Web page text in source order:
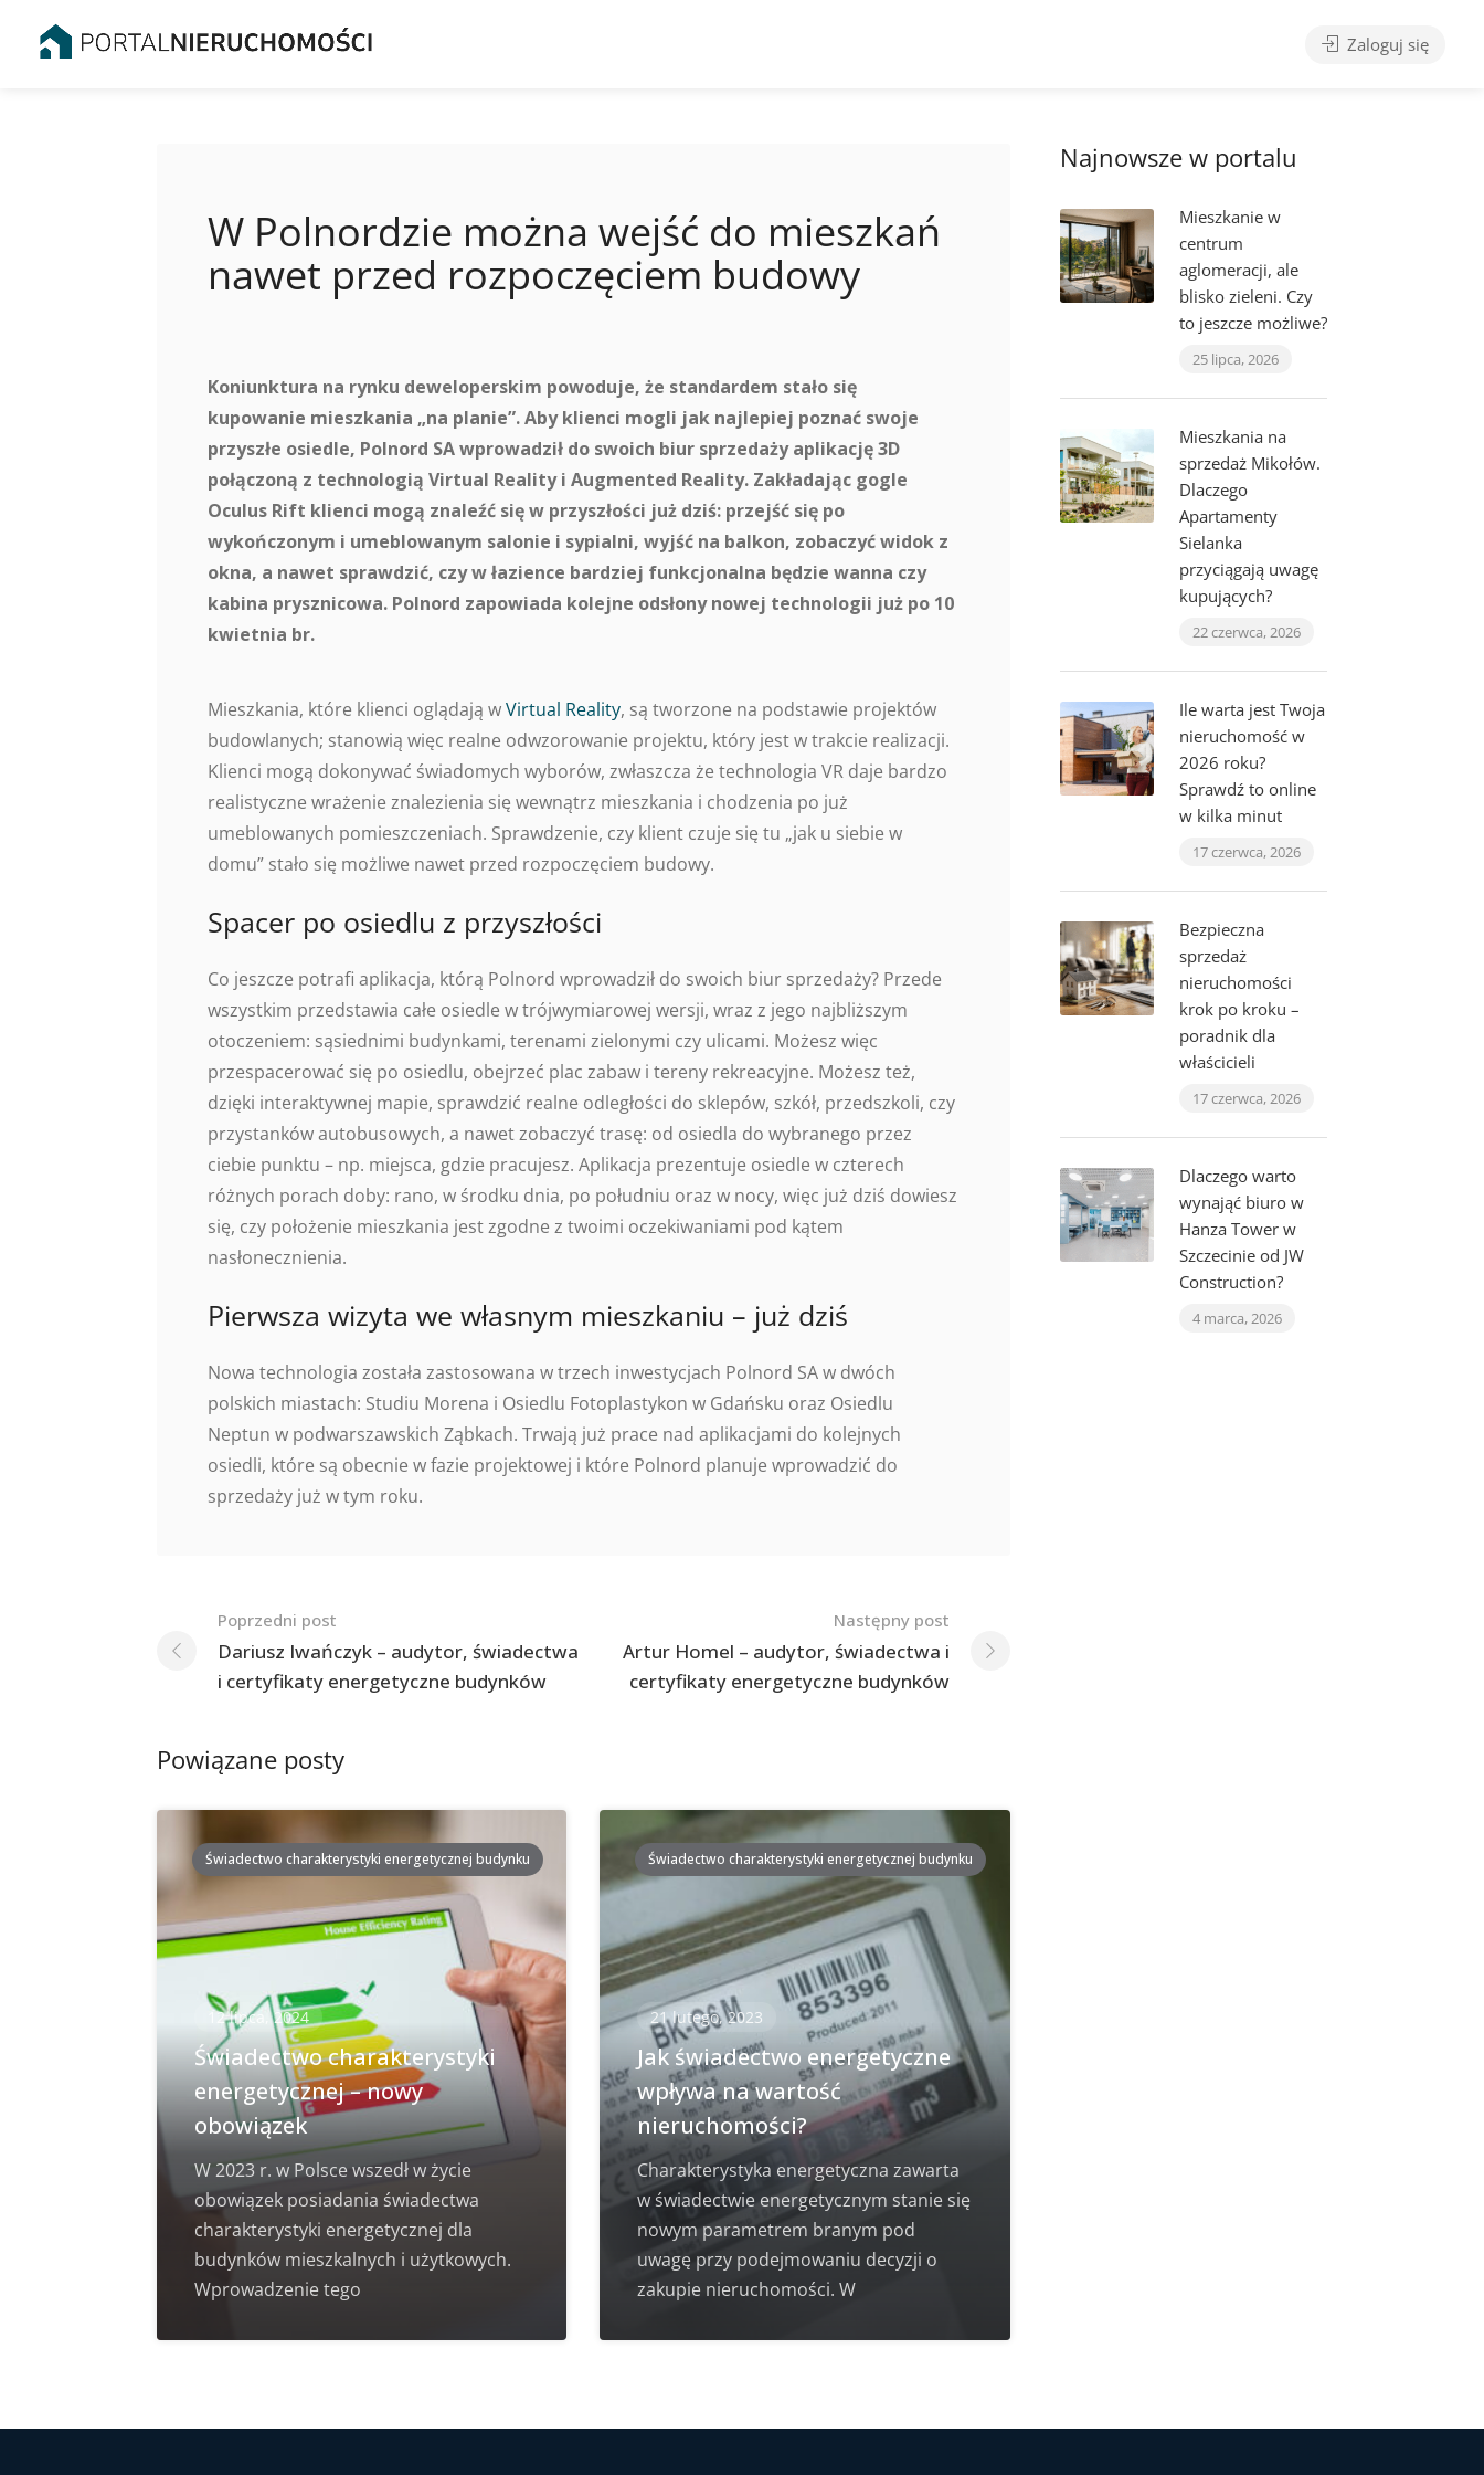
Zaloguj się
W Polnordzie można wejść do mieszkań
nawet przed rozpoczęciem budowy
Koniunktura na rynku deweloperskim powoduje, że standardem stało się
kupowanie mieszkania „na planie”. Aby klienci mogli jak najlepiej poznać swoje
przyszłe osiedle, Polnord SA wprowadził do swoich biur sprzedaży aplikację 3D
połączoną z technologią Virtual Reality i Augmented Reality. Zakładając gogle
Oculus Rift klienci mogą znaleźć się w przyszłości już dziś: przejść się po
wykończonym i umeblowanym salonie i sypialni, wyjść na balkon, zobaczyć widok z
okna, a nawet sprawdzić, czy w łazience bardziej funkcjonalna będzie wanna czy
kabina prysznicowa. Polnord zapowiada kolejne odsłony nowej technologii już po 10
kwietnia br.
Mieszkania, które klienci oglądają wVirtual Reality, są tworzone na podstawie projektów
budowlanych; stanowią więc realne odwzorowanie projektu, który jest w trakcie realizacji.
Klienci mogą dokonywać świadomych wyborów, zwłaszcza że technologia VR daje bardzo
realistyczne wrażenie znalezienia się wewnątrz mieszkania i chodzenia po już
umeblowanych pomieszczeniach. Sprawdzenie, czy klient czuje się tu „jak u siebie w
domu” stało się możliwe nawet przed rozpoczęciem budowy.
Spacer po osiedlu z przyszłości
Co jeszcze potrafi aplikacja, którą Polnord wprowadził do swoich biur sprzedaży? Przede
wszystkim przedstawia całe osiedle w trójwymiarowej wersji, wraz z jego najbliższym
otoczeniem: sąsiednimi budynkami, terenami zielonymi czy ulicami. Możesz więc
przespacerować się po osiedlu, obejrzeć plac zabaw i tereny rekreacyjne. Możesz też,
dzięki interaktywnej mapie, sprawdzić realne odległości do sklepów, szkół, przedszkoli, czy
przystanków autobusowych, a nawet zobaczyć trasę: od osiedla do wybranego przez
ciebie punktu – np. miejsca, gdzie pracujesz. Aplikacja prezentuje osiedle w czterech
różnych porach doby: rano, w środku dnia, po południu oraz w nocy, więc już dziś dowiesz
się, czy położenie mieszkania jest zgodne z twoimi oczekiwaniami pod kątem
nasłonecznienia.
Pierwsza wizyta we własnym mieszkaniu – już dziś
Nowa technologia została zastosowana w trzech inwestycjach Polnord SA w dwóch
polskich miastach: Studiu Morena i Osiedlu Fotoplastykon w Gdańsku oraz Osiedlu
Neptun w podwarszawskich Ząbkach. Trwają już prace nad aplikacjami do kolejnych
osiedli, które są obecnie w fazie projektowej i które Polnord planuje wprowadzić do
sprzedaży już w tym roku.
Nawigacja
po
postach
Poprzedni post
Dariusz Iwańczyk – audytor, świadectwa
i certyfikaty energetyczne budynków
Następny post
Artur Homel – audytor, świadectwa i
certyfikaty energetyczne budynków
Powiązane posty
Świadectwo charakterystyki energetycznej budynku
12 lipca, 2024
Świadectwo charakterystyki
energetycznej – nowy
obowiązek
W 2023 r. w Polsce wszedł w życie
obowiązek posiadania świadectwa
charakterystyki energetycznej dla
budynków mieszkalnych i użytkowych.
Wprowadzenie tego
Świadectwo charakterystyki energetycznej budynku
21 lutego, 2023
Jak świadectwo energetyczne
wpływa na wartość
nieruchomości?
Charakterystyka energetyczna zawarta
w świadectwie energetycznym stanie się
nowym parametrem branym pod
uwagę przy podejmowaniu decyzji o
zakupie nieruchomości. W
Najnowsze w portalu
Mieszkanie w
centrum
aglomeracji, ale
blisko zieleni. Czy
to jeszcze możliwe?
25 lipca, 2026
Mieszkania na
sprzedaż Mikołów.
Dlaczego
Apartamenty
Sielanka
przyciągają uwagę
kupujących?
22 czerwca, 2026
Ile warta jest Twoja
nieruchomość w
2026 roku?
Sprawdź to online
w kilka minut
17 czerwca, 2026
Bezpieczna
sprzedaż
nieruchomości
krok po kroku –
poradnik dla
właścicieli
17 czerwca, 2026
Dlaczego warto
wynająć biuro w
Hanza Tower w
Szczecinie od JW
Construction?
4 marca, 2026